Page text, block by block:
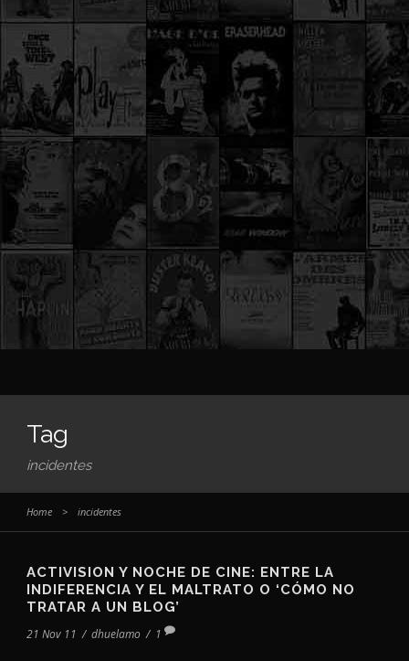
Tag
incidentes
Home > incidentes
ACTIVISION Y NOCHE DE CINE: ENTRE LA
INDIFERENCIA Y EL MALTRATO O ‘CÓMO NO
TRATAR A UN BLOG’
21 Nov 11 / dhuelamo / 1